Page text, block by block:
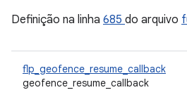
Definição na linha 685 do arquivo
flp_geofence_resume_callback
geofence_resume_callback